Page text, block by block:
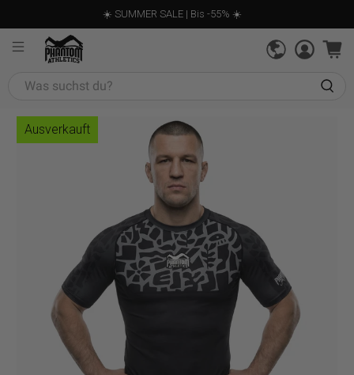
☀️ SUMMER SALE | Bis -55% ☀️
Was
Ausverkauft